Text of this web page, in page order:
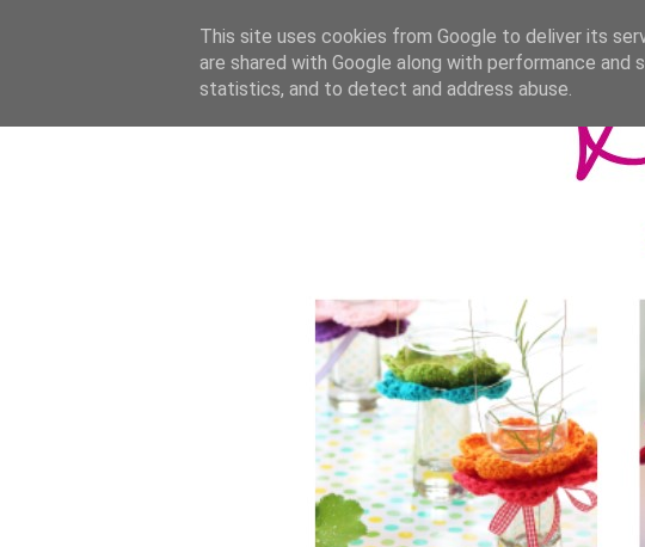
This site uses cookies from Google to deliver its
are shared with Google along with performance
statistics, and to detect and address abuse.